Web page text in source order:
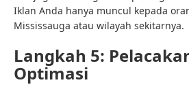
Iklan Anda hanya muncul kepada
Mississauga atau wilayah sekitarnya.
Langkah 5:
Optimasi